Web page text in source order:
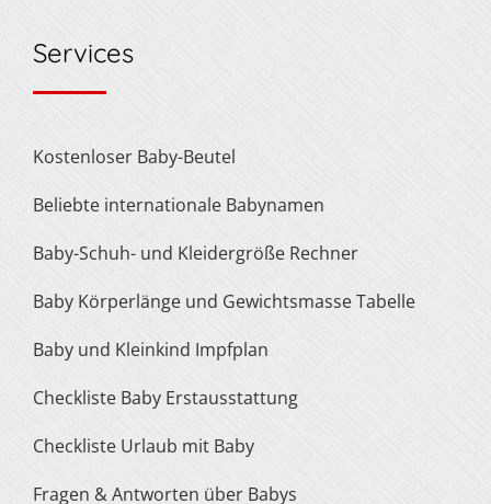
Services
Kostenloser Baby-Beutel
Beliebte internationale Babynamen
Baby-Schuh- und Kleidergröße Rechner
Baby Körperlänge und Gewichtsmasse Tabelle
Baby und Kleinkind Impfplan
Checkliste Baby Erstausstattung
Checkliste Urlaub mit Baby
Fragen & Antworten über Babys